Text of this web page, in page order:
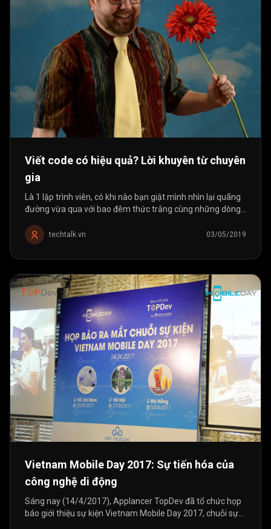
Viết code có hiệu quả? Lời khuyên từ chuyên
gia
Là 1 lập trình viên, có khi nào bạn giật mình nhìn lại quãng
đường vừa qua với bao đêm thức trắng cùng những dòng
để...
techtalk.vn 03/05/2019
Vietnam Mobile Day 2017: Sự tiến hóa của
công nghệ di động
Sáng nay (14/4/2017), Applancer TopDev đã tổ chức họp
báo giới thiệu sự kiện Vietnam Mobile Day 2017, chuỗi sự